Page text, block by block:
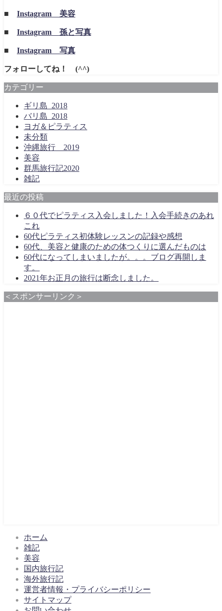
■ Instagram 美容
■ Instagram 孫と写真
■ Instagram 写真
フォローしてね！ (^^)
カテゴリー
ギリ島_2018
バリ島_2018
ヨガ＆ピラティス
未分類
沖縄旅行＿2019
美容
群馬旅行記2020
雑記
最近の投稿
６０代でピラティス入会しました！入会手続きのあれ
これ
60代ピラティス初体験レッスンの記録や感想
60代、美容と健康のための体つくりに選んだものは
60代になってしまいましたが。。。ブログ再開しま
す。
2021年お正月の旅行は断念しました。
＜スポンサーリンク＞
ホーム
雑記
美容
国内旅行記
海外旅行記
運営者情報・プライバシーポリシー
サイトマップ